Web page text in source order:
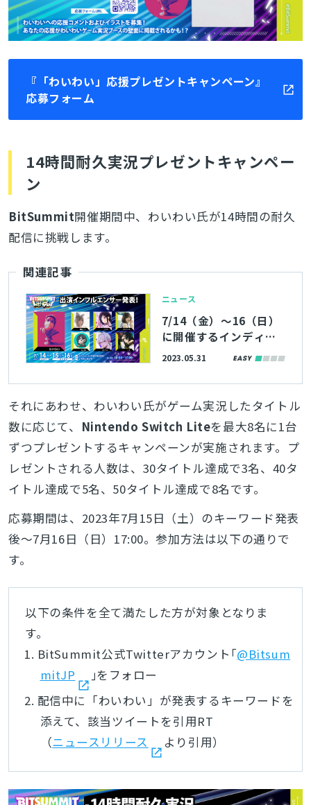
『「わいわい」応援プレゼントキャンペーン』
応募フォーム
14時間耐久実況プレゼントキャンペー
ン
BitSummit開催期間中、わいわい氏が14時間の耐久
配信に挑戦します。
関連記事
ニュース
7/14（金）～16（日）
に開催するインディー
ゲームイベント『BitS
配信番組や出演者、公
式リポーターの情報を
公開
2023.05.31
それにあわせ、わいわい氏がゲーム実況したタイトル
数に応じて、 Nintendo Switch Liteを最大8名に1台
ずつプレゼントするキャンペーンが実施されます。プ
レゼントされる人数は、30タイトル達成で3名、40タ
イトル達成で5名、50タイトル達成で8名です。
応募期間は、2023年7月15日（土）のキーワード発表
後～7月16日（日）17:00。参加方法は以下の通りで
す。
以下の条件を全て満たした方が対象となりま
す。
BitSummit公式Twitterアカウント｢@Bitsum
mitJP
｣をフォロー
配信中に「わいわい」が発表するキーワードを
添えて、該当ツイートを引用RT
（ニュースリリース より引用）